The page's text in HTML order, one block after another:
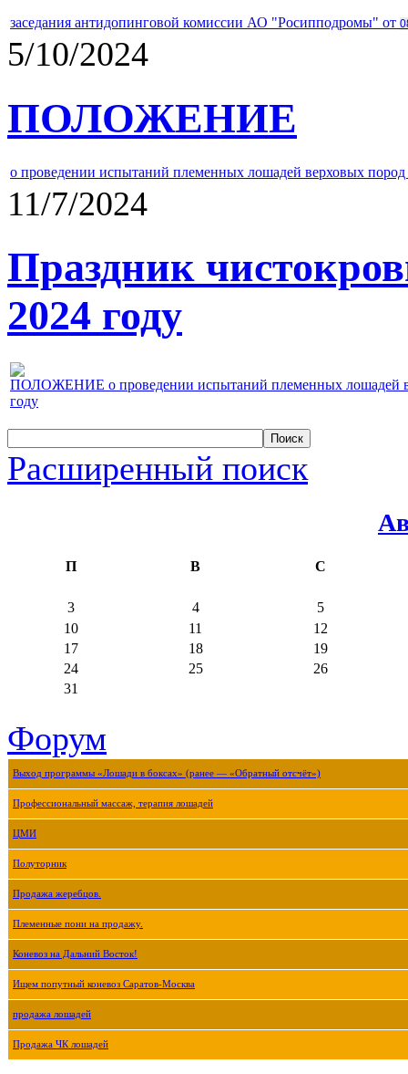
заседания антидопинговой комиссии АО "Росипподромы" от
5/10/2024
ПОЛОЖЕНИЕ
о проведении испытаний племенных лошадей верховых
11/7/2024
Праздник
2024 году
ПОЛОЖЕНИЕ о проведении испытаний племенных лошадей
году
Расширенный поиск
П В С
3 4
5
10
11
12
17
18
19
24
25
26
31
Форум
Выход программы «Лошади в боксах» (ранее — «Обратный отсчёт»)
Профессиональный массаж, терапия лошадей
ЦМИ
Полуторник
Продажа жеребцов.
Племенные пони на продажу.
Коневоз на Дальний Восток!
Ищем попутный коневоз Саратов-Москва
продажа лошадей
Продажа ЧК лошадей